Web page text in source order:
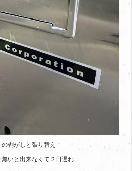
の剥がしと張り替え
無いと出来なくて２日遅れ